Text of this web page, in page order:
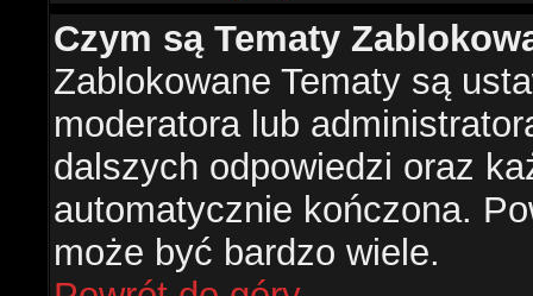
Czym są Tematy
Zablokowane Tematy są
moderatora lub
dalszych odpowiedzi oraz
automatycznie kończona.
może być bardzo wiele.